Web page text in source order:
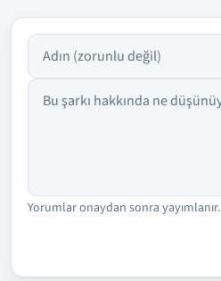
Adın
Yorumun
Yorumlar onaydan sonra yayımlanır.